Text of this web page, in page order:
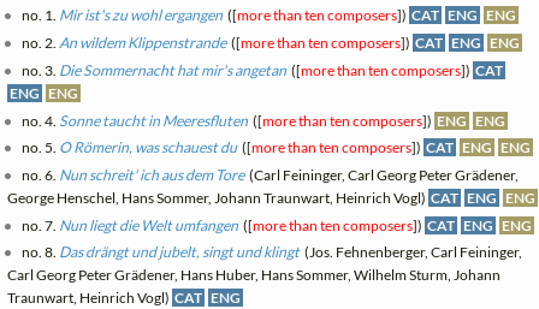
no. 1. Mir ist's zu wohl ergangen ([more than ten composers]) CAT ENG ENG
no. 2.An wildem Klippenstrande([more than ten composers]) CAT ENG ENG
no. 3. Die Sommernacht hat mir's angetan ([more than ten composers]) CAT
ENG ENG
no. 4. Sonne taucht in Meeresfluten ([more than ten composers]) ENG ENG
no. 5. O Römerin, was schauest du([more than ten composers]) CAT ENG ENG
no. 6. Nun schreit' ich aus dem Tore(Carl Feininger, Carl Georg Peter Grädener,
George Henschel, Hans Sommer, Johann Traunwart, Heinrich Vogl) CAT ENG ENG
no. 7. Nun liegt die Welt umfangen ([more than ten composers]) CAT ENG ENG
no. 8. Das drängt und jubelt, singt und klingt(Jos. Fehnenberger, Carl Feininger,
Carl Georg Peter Grädener, Hans Huber, Hans Sommer, Wilhelm Sturm, Johann
Traunwart, Heinrich Vogl) CAT ENG